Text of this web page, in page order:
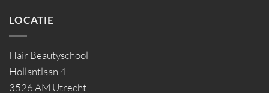
LOCATIE
Hair Beautyschool
Hollantlaan 4
3526 AM Utrecht